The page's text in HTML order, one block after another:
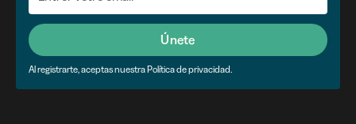
Únete
Al registrarte, aceptas nuestra Política de privacidad.